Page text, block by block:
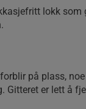
lokk som
på plass,
Gitteret er lett å